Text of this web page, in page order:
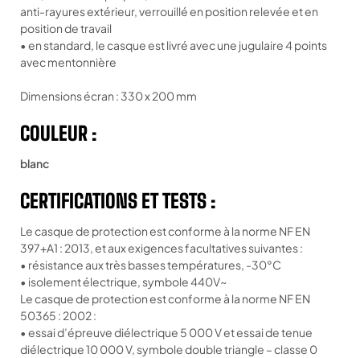
anti-rayures extérieur, verrouillé en position relevée et en
position de travail
• en standard, le casque est livré avec une jugulaire 4 points
avec mentonnière
Dimensions écran : 330 x 200 mm
COULEUR :
blanc
CERTIFICATIONS ET TESTS :
Le casque de protection est conforme à la norme NF EN
397+A1 : 2013, et aux exigences facultatives suivantes :
• résistance aux très basses températures, -30°C
• isolement électrique, symbole 440V~
Le casque de protection est conforme à la norme NF EN
50365 : 2002 :
• essai d’épreuve diélectrique 5 000 V et essai de tenue
diélectrique 10 000 V, symbole double triangle – classe 0